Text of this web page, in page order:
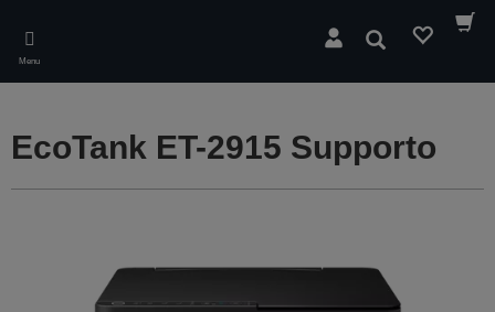
main
content
Menu
Cerca
EcoTank ET-2915 Supporto